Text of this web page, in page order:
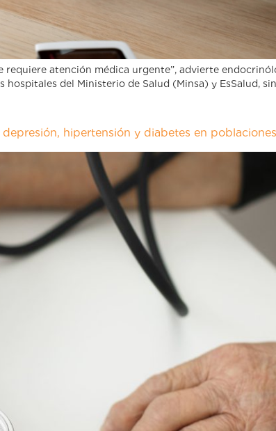
atención médica urgente”, advierte
del Ministerio de Salud (Minsa) y EsSalud,
hipertensión y diabetes en